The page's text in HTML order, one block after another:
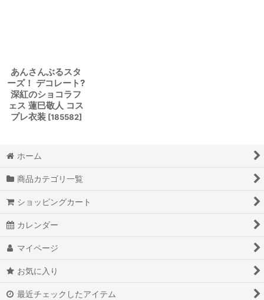
あんさんぶるスタ
ーズ！ デコレート?
深紅のショコラフ
ェス 蓮巳敬人 コス
プレ衣装 [185582]
ホーム
商品カテゴリ一覧
ショッピングカート
カレンダー
マイページ
お気に入り
最近チェックしたアイテム